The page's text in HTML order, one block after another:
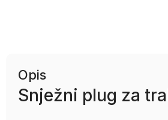
Opis
Snježni plug za